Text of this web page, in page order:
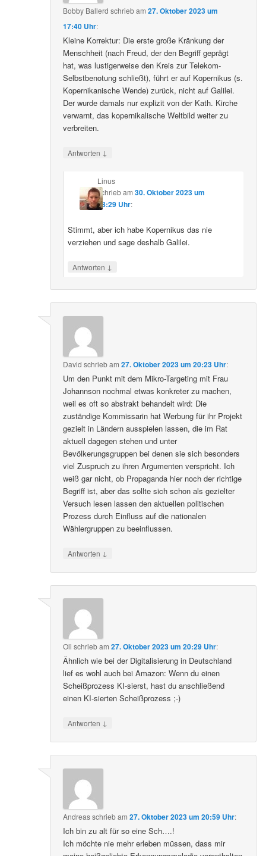
Bobby Ballerd schriebam27. Oktober 2023 um
17:40 Uhr:
Kleine Korrektur: Die erste große Kränkung der
Menschheit (nach Freud, der den Begriff geprägt
hat, was lustigerweise den Kreis zur Telekom-
Selbstbenotung schließt), führt er auf Kopernikus (s.
Kopernikanische Wende) zurück, nicht auf Galilei.
Der wurde damals nur explizit von der Kath. Kirche
verwarnt, das kopernikalische Weltbild weiter zu
verbreiten.
Antworten ↓
Linus
schriebam 30. Oktober 2023 um
08:29 Uhr:
Stimmt, aber ich habe Kopernikus das nie
verziehen und sage deshalb Galilei.
Antworten ↓
David schriebam27. Oktober 2023 um 20:23 Uhr:
Um den Punkt mit dem Mikro-Targeting mit Frau
Johannson nochmal etwas konkreter zu machen,
weil es oft so abstrakt behandelt wird: Die
zuständige Kommissarin hat Werbung für ihr Projekt
gezielt in Ländern ausspielen lassen, die im Rat
aktuell dagegen stehen und unter
Bevölkerungsgruppen bei denen sie sich besonders
viel Zuspruch zu ihren Argumenten verspricht. Ich
weiß gar nicht, ob Propaganda hier noch der richtige
Begriff ist, aber das sollte sich schon als gezielter
Versuch lesen lassen den aktuellen politischen
Prozess durch Einfluss auf die nationalen
Wählergruppen zu beeinflussen.
Antworten ↓
Oli schriebam27. Oktober 2023 um 20:29 Uhr:
Ähnlich wie bei der Digitalisierung in Deutschland
lief es wohl auch bei Amazon: Wenn du einen
Scheißprozess KI-sierst, hast du anschließend
einen KI-sierten Scheißprozess ;-)
Antworten ↓
Andreasschriebam27. Oktober 2023 um 20:59 Uhr:
Ich bin zu alt für so eine Sch….!
Ich möchte nie mehr erleben müssen, dass mir